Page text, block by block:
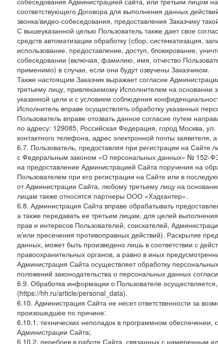
соответствующего Договора для выполнения данных
звонка/видео-собеседования, предоставления Заказчику
С вышеуказанной целью Пользователь также дает свое
средств автоматизации обработку (сбор, систематизация,
использование, предоставление, доступ, блокирование,
собеседовании (включая, фамилию, имя, отчество
применимо) в случае, если они будут озвучены Заказчиком.
Также настоящим Заказчик выражает согласие
третьему лицу, привлекаемому Исполнителем на основании
указанной цели и с условием соблюдения
Исполнитель вправе осуществлять обработку указанных
Пользователь вправе отозвать данное согласие путем
по адресу: 129085, Российская Федерация, город Москва,
контактного телефона, адрес электронной почты
6.7. Пользователь, предоставляя при регистрации на
с Федеральным законом «О персональных данных» № 152-
на предоставление Администрацией Сайта поручения на
Пользователем при его регистрации на Сайте или в
от Администрации Сайта, любому третьему лицу на
лицам также относятся партнеры ООО «Хэдхантер».
6.8. Администрация Сайта вправе обрабатывать
а также передавать ее третьим лицам, для целей
прав и интересов Пользователей, соискателей,
и/или пресечения противоправных действий). Раскрытие
данных, может быть произведено лишь в соответствии с
правоохранительных органов, а равно в иных
Администрация Сайта осуществляет обработку
положений законодательства о персональных данных
6.9. Обработка информации о Пользователе
(https://hh.ru/article/personal_data).
6.10. Администрация Сайта не несет ответственности за
произошедшее по причине:
6.10.1. технических неполадок в программном
Администрации Сайта;
6.10.2. перебоев в работе Сайта, связанных с намеренным